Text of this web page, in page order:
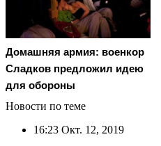
Домашняя армия: военкор
Сладков предложил идею
для обороны
Новости по теме
16:23 Окт. 12, 2019